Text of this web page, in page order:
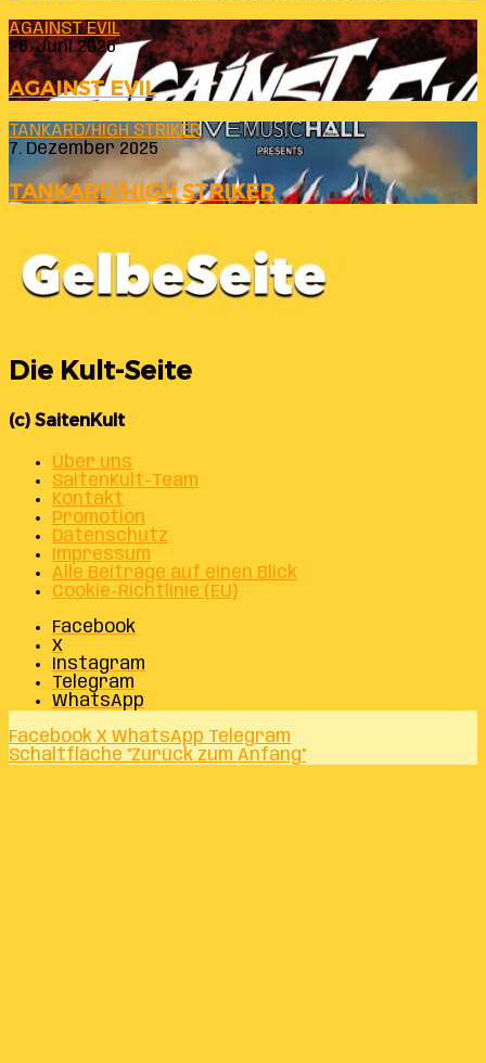
AGAINST EVIL
26. Juni 2026
AGAINST EVIL
TANKARD/HIGH STRIKER
7. Dezember 2025
TANKARD/HIGH STRIKER
Die Kult-Seite
(c) SaitenKult
Über uns
SaitenKult-Team
Kontakt
Promotion
Datenschutz
Impressum
Alle Beiträge auf einen Blick
Cookie-Richtlinie (EU)
Facebook
X
Instagram
Telegram
WhatsApp
Facebook X WhatsApp Telegram
Schaltfläche "Zurück zum Anfang"